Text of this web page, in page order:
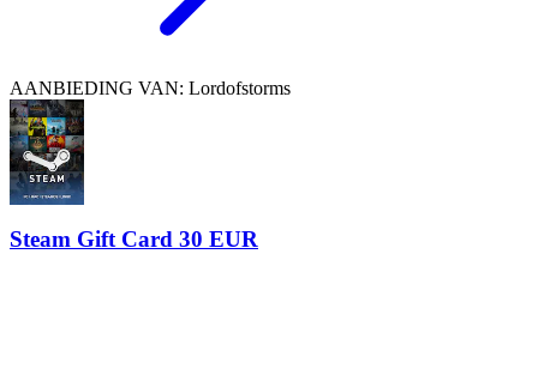
AANBIEDING VAN: Lordofstorms
Steam Gift Card 30 EUR